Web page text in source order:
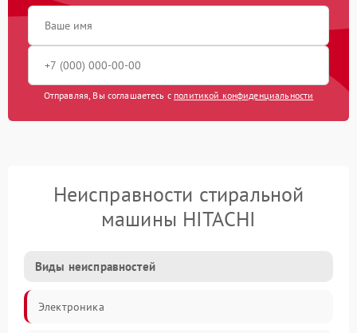
Отправляя, Вы соглашаетесь с политикой конфиденциальности
Неисправности стиральной
машины HITACHI
Виды неисправностей
Электроника